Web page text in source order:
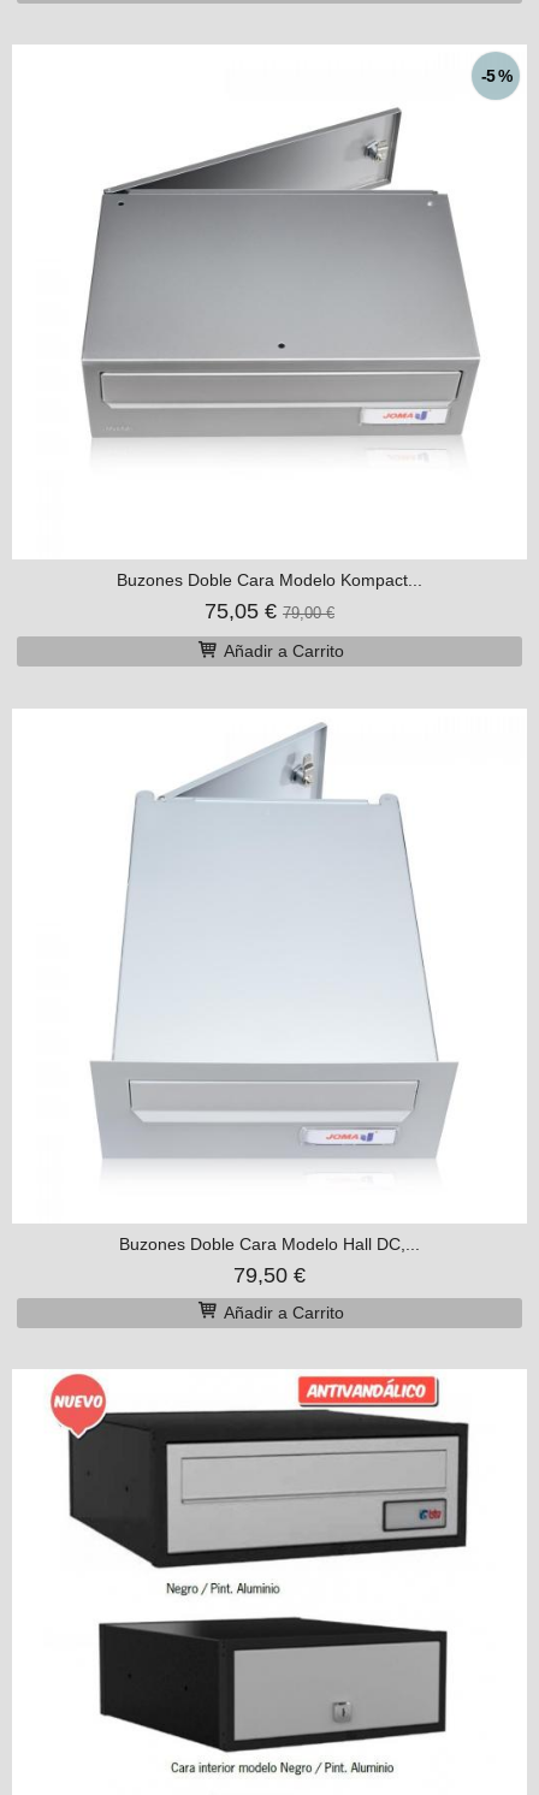
-5 %
Buzones Doble Cara Modelo Kompact...
75,05 € 79,00 €
Añadir a Carrito
Buzones Doble Cara Modelo Hall DC,...
79,50 €
Añadir a Carrito